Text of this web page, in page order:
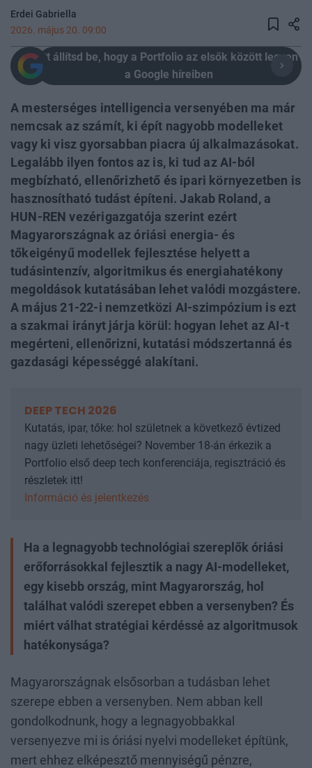
Erdei Gabriella
2026. május 20. 09:00
Itt állítsd be, hogy a Portfolio az elsők között legyen
a Google híreiben
A mesterséges intelligencia versenyében ma már
nemcsak az számít, ki épít nagyobb modelleket
vagy ki visz gyorsabban piacra új alkalmazásokat.
Legalább ilyen fontos az is, ki tud az AI-ból
megbízható, ellenőrizhető és ipari környezetben is
hasznosítható tudást építeni. Jakab Roland, a
HUN-REN vezérigazgatója szerint ezért
Magyarországnak az óriási energia- és
tőkeigényű modellek fejlesztése helyett a
tudásintenzív, algoritmikus és energiahatékony
megoldások kutatásában lehet valódi mozgástere.
A május 21-22-i nemzetközi AI-szimpózium is ezt
a szakmai irányt járja körül: hogyan lehet az AI-t
megérteni, ellenőrizni, kutatási módszertanná és
gazdasági képességgé alakítani.
DEEP TECH 2026
Kutatás, ipar, tőke: hol születnek a következő évtized
nagy üzleti lehetőségei? November 18-án érkezik a
Portfolio első deep tech konferenciája, regisztráció és
részletek itt!
Információ és jelentkezés
Ha a legnagyobb technológiai szereplők óriási
erőforrásokkal fejlesztik a nagy AI-modelleket,
egy kisebb ország, mint Magyarország, hol
találhat valódi szerepet ebben a versenyben? És
miért válhat stratégiai kérdéssé az algoritmusok
hatékonysága?
Magyarországnak elsősorban a tudásban lehet
szerepe ebben a versenyben. Nem abban kell
gondolkodnunk, hogy a legnagyobbakkal
versenyezve mi is óriási nyelvi modelleket építünk,
mert ehhez elképesztő mennyiségű pénzre,